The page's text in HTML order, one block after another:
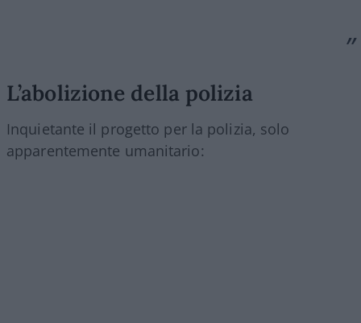
L’abolizione della polizia
Inquietante il progetto per la polizia, solo
apparentemente umanitario: